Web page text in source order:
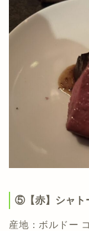
⑤【赤】シャト
産地：ボルドー